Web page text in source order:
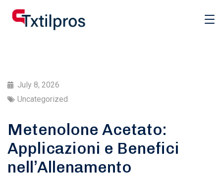
July 8, 2026
Uncategorized
Metenolone Acetato:
Applicazioni e Benefici
nell’Allenamento